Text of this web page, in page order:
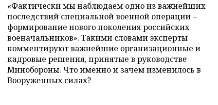
«Фактически мы наблюдаем одно из важнейших
последствий специальной военной операции –
формирование нового поколения российских
военачальников». Такими словами эксперты
комментируют важнейшие организационные и
кадровые решения, принятые в руководстве
Минобороны. Что именно и зачем изменилось в
Вооруженных силах?